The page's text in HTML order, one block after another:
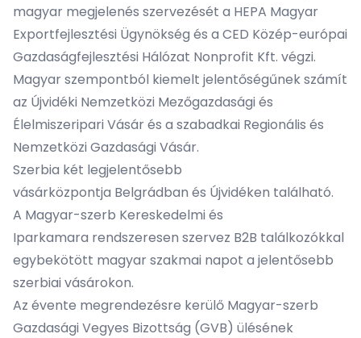
magyar megjelenés szervezését a HEPA Magyar
Exportfejlesztési Ügynökség és a CED Közép-európai
Gazdaságfejlesztési Hálózat Nonprofit Kft. végzi.
Magyar szempontból kiemelt jelentőségűnek számít
az Újvidéki Nemzetközi Mezőgazdasági és
Élelmiszeripari Vásár és a szabadkai Regionális és
Nemzetközi Gazdasági Vásár.
Szerbia két legjelentősebb
vásárközpontja Belgrádban és Újvidéken található.
A Magyar-szerb Kereskedelmi és
Iparkamara rendszeresen szervez B2B találkozókkal
egybekötött magyar szakmai napot a jelentősebb
szerbiai vásárokon.
Az évente megrendezésre kerülő Magyar-szerb
Gazdasági Vegyes Bizottság (GVB) ülésének